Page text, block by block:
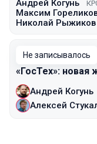
Андрей Когунь
Максим
Николай Рыжиков
Не записывалось
«ГосТех»: новая
Андрей Когунь
Алексей